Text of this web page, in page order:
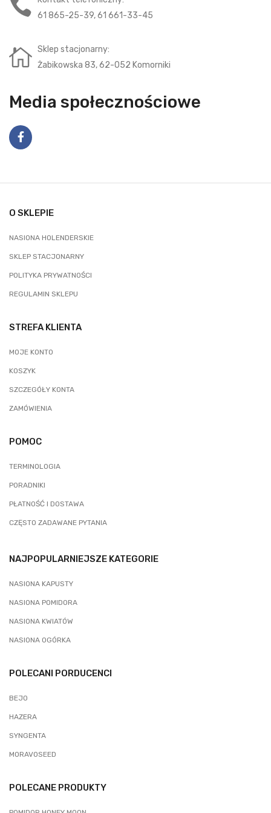
61 865-25-39, 61 661-33-45
Sklep stacjonarny:
Żabikowska 83, 62-052 Komorniki
Media społecznościowe
O SKLEPIE
NASIONA HOLENDERSKIE
SKLEP STACJONARNY
POLITYKA PRYWATNOŚCI
REGULAMIN SKLEPU
STREFA KLIENTA
MOJE KONTO
KOSZYK
SZCZEGÓŁY KONTA
ZAMÓWIENIA
POMOC
TERMINOLOGIA
PORADNIKI
PŁATNOŚĆ I DOSTAWA
CZĘSTO ZADAWANE PYTANIA
NAJPOPULARNIEJSZE KATEGORIE
NASIONA KAPUSTY
NASIONA POMIDORA
NASIONA KWIATÓW
NASIONA OGÓRKA
POLECANI PORDUCENCI
BEJO
HAZERA
SYNGENTA
MORAVOSEED
POLECANE PRODUKTY